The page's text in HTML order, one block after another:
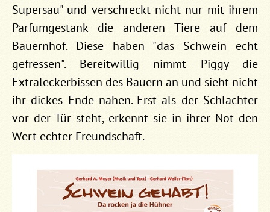
Supersau" und verschreckt nicht nur mit ihrem
Parfumgestank die anderen Tiere auf dem
Bauernhof. Diese haben "das Schwein echt
gefressen". Bereitwillig nimmt Piggy die
Extraleckerbissen des Bauern an und sieht nicht
ihr dickes Ende nahen. Erst als der Schlachter
vor der Tür steht, erkennt sie in ihrer Not den
Wert echter Freundschaft.